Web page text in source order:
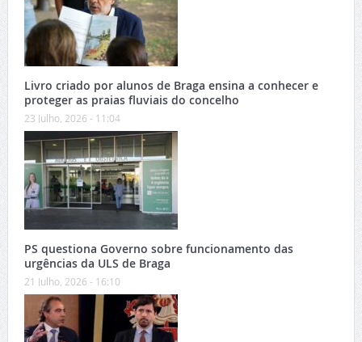
Livro criado por alunos de Braga ensina a conhecer e
proteger as praias fluviais do concelho
23 Julho, 2026 - 11:04
PS questiona Governo sobre funcionamento das
urgências da ULS de Braga
21 Julho, 2026 - 16:10